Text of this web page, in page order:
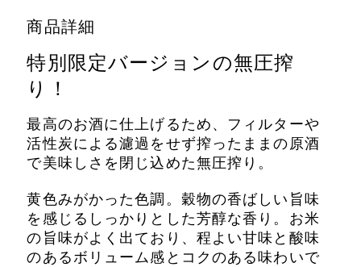
商品詳細
特別限定バージョンの無圧搾
り！
最高のお酒に仕上げるため、フィルターや
活性炭による濾過をせず搾ったままの原酒
で美味しさを閉じ込めた無圧搾り。
黄色みがかった色調。穀物の香ばしい 旨味
を感じるしっかりとした芳醇な香り。お米
の旨味がよく出ており、程よい甘味と酸味
のあるボリューム感とコクのある味わいで